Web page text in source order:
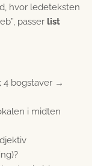
hvor ledeteksten
passer list
; 4 bogstaver →
i midten